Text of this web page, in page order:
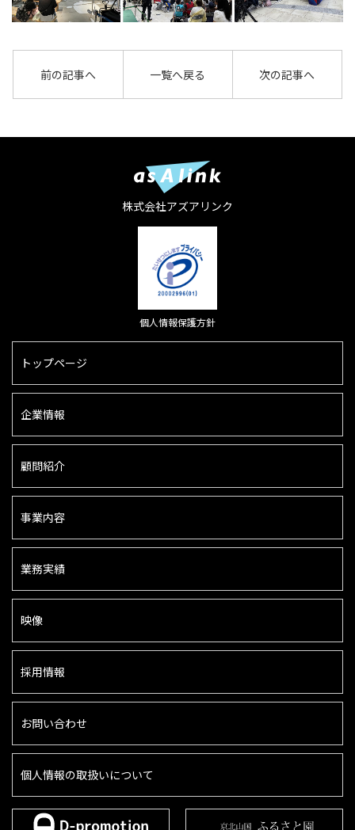
前の記事へ 一覧へ戻る 次の記事へ
株式会社アズアリンク
個人情報保護方針
トップページ
企業情報
顧問紹介
事業内容
業務実績
映像
採用情報
お問い合わせ
個人情報の取扱いについて